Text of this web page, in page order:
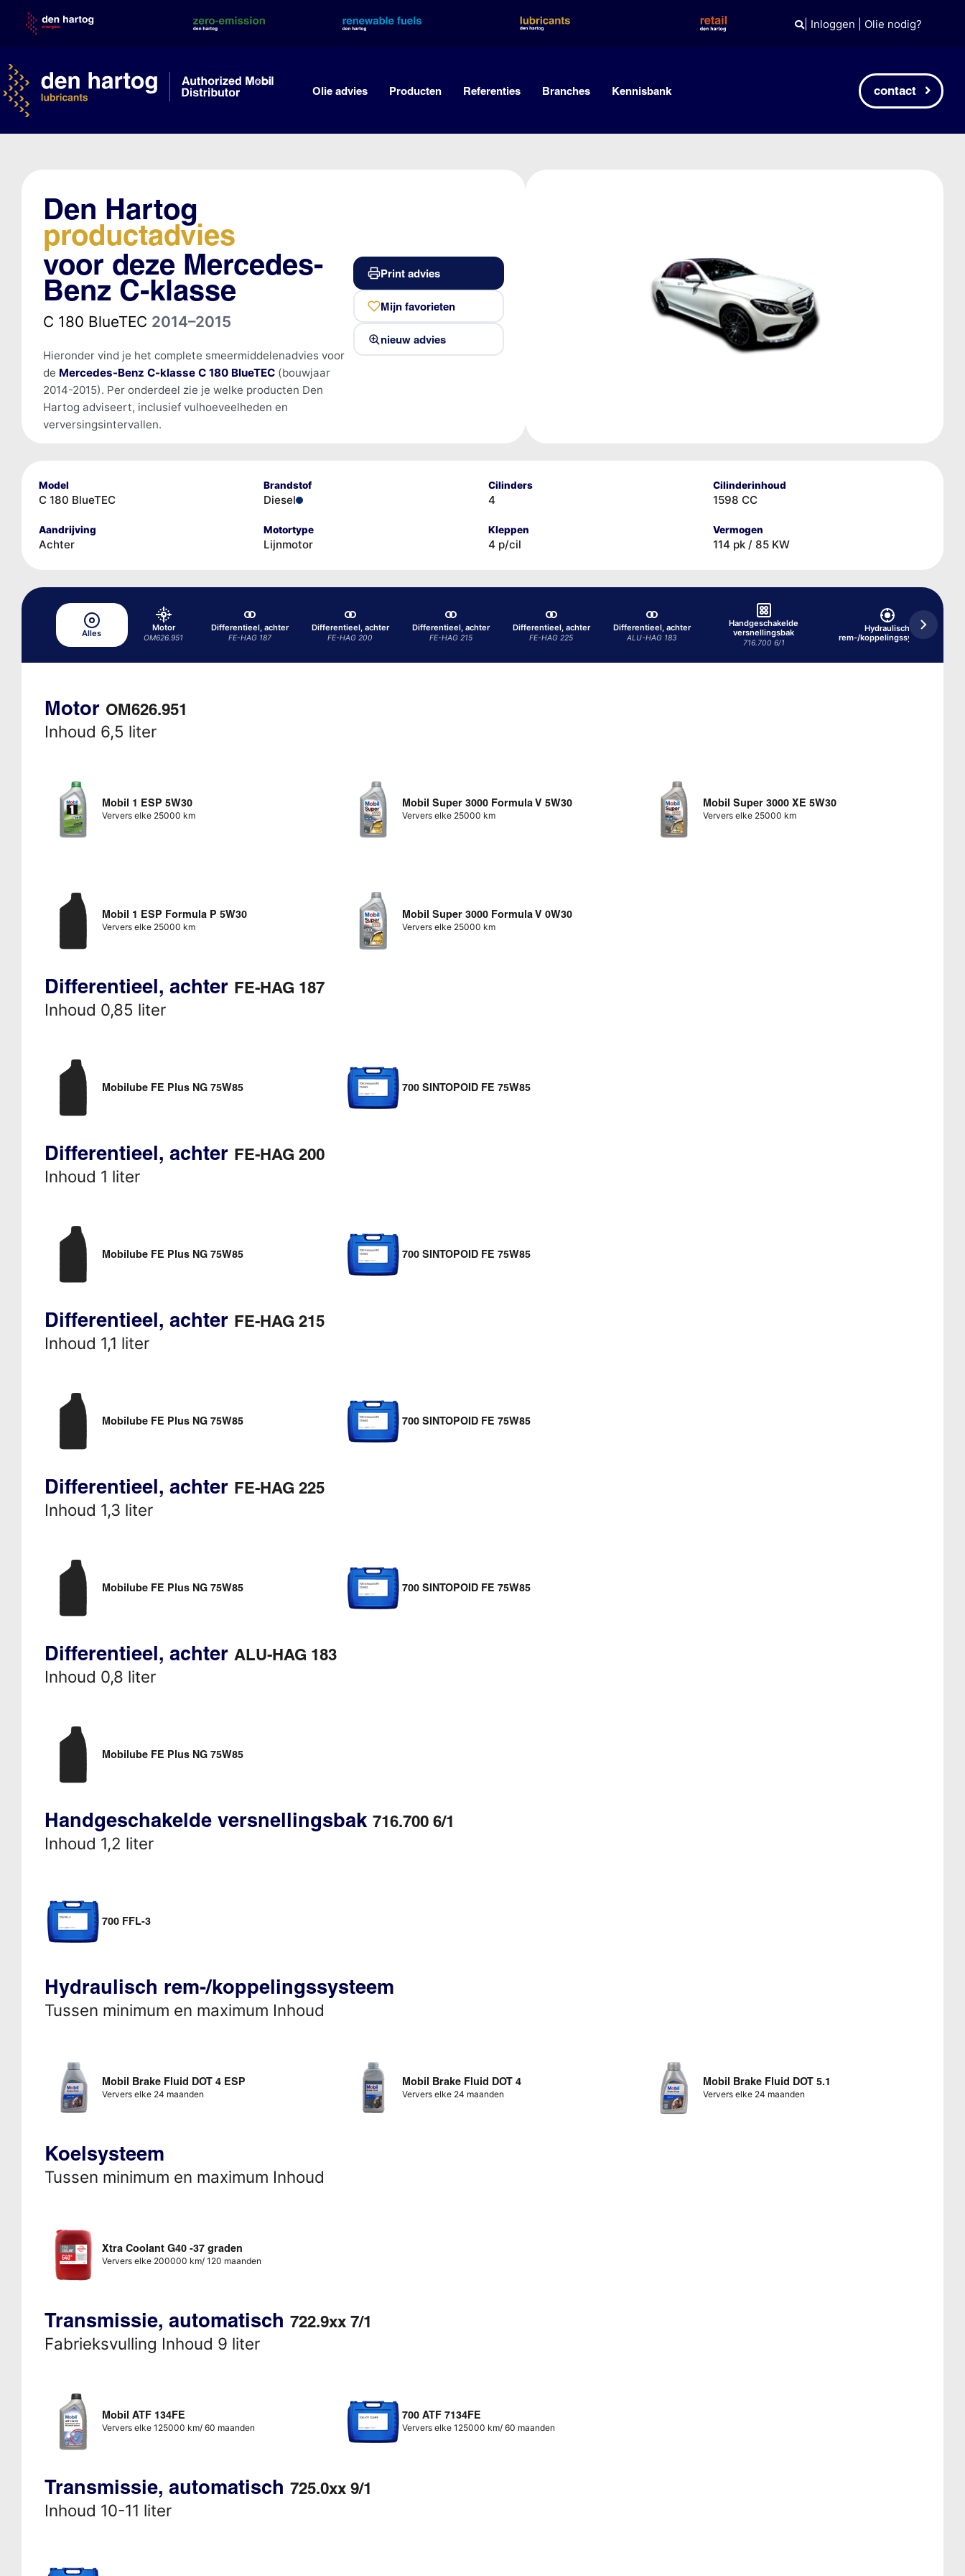
content
| Inloggen Olie nodig?
Olie advies Producten Referenties Branches Kennisbank contact
Den Hartog
productadvies
voor deze Mercedes-
Benz C-klasse
C 180 BlueTEC 2014–2015
Hieronder vind je het complete smeermiddelenadvies voor
de Mercedes-Benz C-klasse C 180 BlueTEC(bouwjaar
2014-2015). Per onderdeel zie je welke producten Den
Hartog adviseert, inclusief vulhoeveelheden en
verversingsintervallen.
Print advies
Mijn favorieten
nieuw advies
Model
C 180 BlueTEC
Brandstof
Diesel
Cilinders
4
Cilinderinhoud
1598 CC
Aandrijving
Achter
Motortype
Lijnmotor
Kleppen
4 p/cil
Vermogen
114 pk / 85 KW
Alles
Motor
OM626.951
Differentieel, achter
FE-HAG 187
Differentieel, achter
FE-HAG 200
Differentieel, achter
FE-HAG 215
Differentieel, achter
FE-HAG 225
Differentieel, achter
ALU-HAG 183
Handgeschakelde
versnellingsbak
716.700 6/1
Hydraulisch
rem-/koppelingssysteem
Motor OM626.951
Inhoud 6,5 liter
Mobil 1 ESP 5W30
Ververs elke 25000 km
Mobil Super 3000 Formula V 5W30
Ververs elke 25000 km
Mobil Super 3000 XE 5W30
Ververs elke 25000 km
Mobil 1 ESP Formula P 5W30
Ververs elke 25000 km
Mobil Super 3000 Formula V 0W30
Ververs elke 25000 km
Differentieel, achter FE-HAG 187
Inhoud 0,85 liter
Mobilube FE Plus NG 75W85 700 SINTOPOID FE 75W85
Differentieel, achter FE-HAG 200
Inhoud 1 liter
Mobilube FE Plus NG 75W85 700 SINTOPOID FE 75W85
Differentieel, achter FE-HAG 215
Inhoud 1,1 liter
Mobilube FE Plus NG 75W85 700 SINTOPOID FE 75W85
Differentieel, achter FE-HAG 225
Inhoud 1,3 liter
Mobilube FE Plus NG 75W85 700 SINTOPOID FE 75W85
Differentieel, achter ALU-HAG 183
Inhoud 0,8 liter
Mobilube FE Plus NG 75W85
Handgeschakelde versnellingsbak 716.700 6/1
Inhoud 1,2 liter
700 FFL-3
Hydraulisch rem-/koppelingssysteem
Tussen minimum en maximum Inhoud
Mobil Brake Fluid DOT 4 ESP
Ververs elke 24 maanden
Mobil Brake Fluid DOT 4
Ververs elke 24 maanden
Mobil Brake Fluid DOT 5.1
Ververs elke 24 maanden
Koelsysteem
Tussen minimum en maximum Inhoud
Xtra Coolant G40 -37 graden
Ververs elke 200000 km/ 120 maanden
Transmissie, automatisch 722.9xx 7/1
Fabrieksvulling Inhoud 9 liter
Mobil ATF 134FE
Ververs elke 125000 km/ 60 maanden
700 ATF 7134FE
Ververs elke 125000 km/ 60 maanden
Transmissie, automatisch 725.0xx 9/1
Inhoud 10-11 liter